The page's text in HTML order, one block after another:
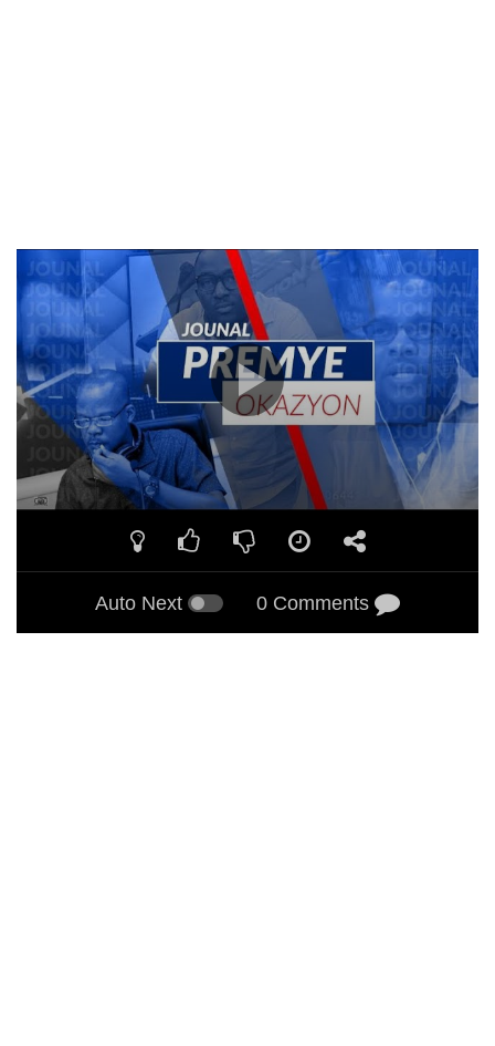
Auto Next 0 Comments